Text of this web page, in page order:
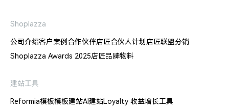
Shoplazza
公司介绍客户案例 合作伙伴店匠合伙人计划 店匠联盟分销
Shoplazza Awards 2025店匠品牌物料
建站工具
Reformia模板模板建站AI建站Loyalty 收益增长工具